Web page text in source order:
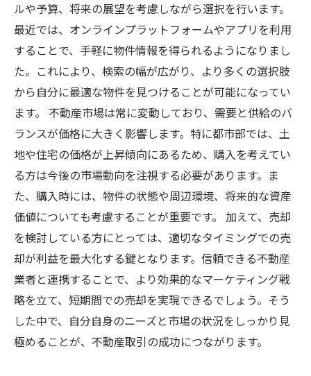
ルや予算、将来の展望を考慮しながら選択を行います。
最近では、オンラインプラットフォームやアプリを利用
することで、手軽に物件情報を得られるようになりまし
た。これにより、検索の幅が広がり、より多くの選択肢
から自分に最適な物件を見つけることが可能になってい
ます。 不動産市場は常に変動しており、需要と供給のバ
ランスが価格に大きく影響します。特に都市部では、土
地や住宅の価格が上昇傾向にあるため、購入を考えてい
る方は今後の市場動向を注視する必要があります。ま
た、購入時には、物件の状態や周辺環境、将来的な資産
価値についても考慮することが重要です。 加えて、売却
を検討している方にとっては、適切なタイミングでの売
却が利益を最大化する鍵となります。信頼できる不動産
業者と連携することで、より効果的なマーケティング戦
略を立て、短期間での売却を実現できるでしょう。そう
した中で、自分自身のニーズと市場の状況をしっかり見
極めることが、不動産取引の成功につながります。